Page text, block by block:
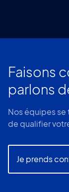
Faisons
parlons
Nos équipes
de qualifier
Je prends